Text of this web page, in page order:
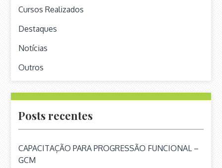
Cursos Realizados
Destaques
Notícias
Outros
Posts recentes
CAPACITAÇÃO PARA PROGRESSÃO FUNCIONAL –
GCM